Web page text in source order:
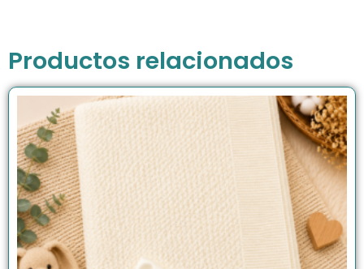
Productos relacionados